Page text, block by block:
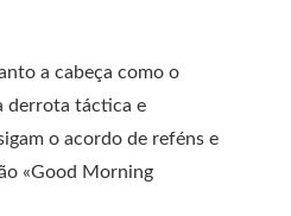
a cabeça como o
derrota táctica e
o acordo de reféns e
«Good Morning